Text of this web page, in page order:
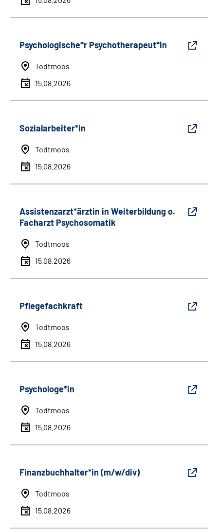
Psychologische*r Psychotherapeut*in
Todtmoos
15.08.2026
Sozialarbeiter*in
Todtmoos
15.08.2026
Assistenzarzt*ärztin in Weiterbildung o.
Facharzt Psychosomatik
Todtmoos
15.08.2026
Pflegefachkraft
Todtmoos
15.08.2026
Psychologe*in
Todtmoos
15.08.2026
Finanzbuchhalter*in (m/w/div)
Todtmoos
15.08.2026